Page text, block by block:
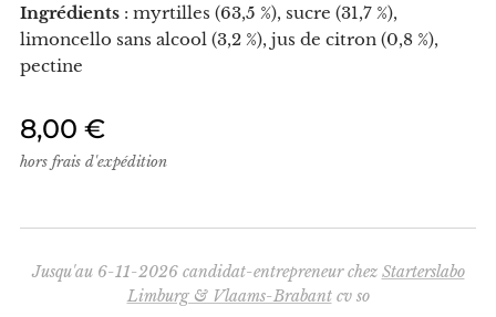
Ingrédients : myrtilles (63,5 %), sucre (31,7 %),
limoncello sans alcool (3,2 %), jus de citron (0,8 %),
pectine
8,00 €
hors frais d'expédition
Jusqu'au 6-11-2026 candidat-entrepreneur chez Starterslabo
Limburg & Vlaams-Brabantcv so